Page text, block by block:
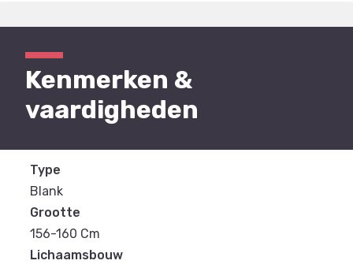
Kenmerken &
vaardigheden
Type
Blank
Grootte
156-160 Cm
Lichaamsbouw